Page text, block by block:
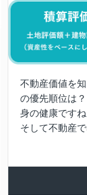
不動産価値を
の優先順位は
身の健康です
そして不動産